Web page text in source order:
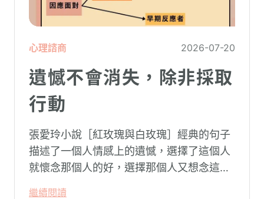
心理諮商 2026-07-20
遺憾不會消失，除非採取
行動
張愛玲小說［紅玫瑰與白玫瑰］經典的句子
描述了一個人情感上的遺憾，選擇了這個人
就懷念那個人的好，選擇那個人又想念這個
繼續閱讀